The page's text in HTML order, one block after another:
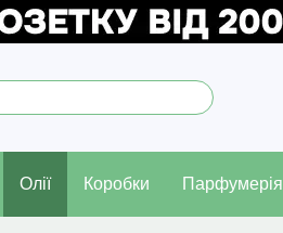
Олії Коробки Парфумерія